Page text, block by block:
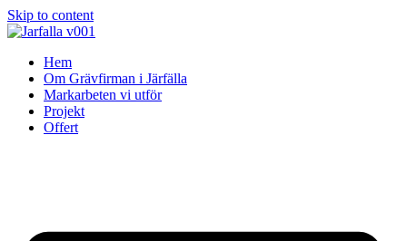
Skip to content
Hem
Om Grävfirman i Järfälla
Markarbeten vi utför
Projekt
Offert